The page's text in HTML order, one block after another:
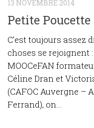
13 NOVEMBRE 2014
Petite
C’est toujours assez
choses se rejoignent
MOOCeFAN
Céline Dran et
(CAFOC Auvergne –
Ferrand), on...